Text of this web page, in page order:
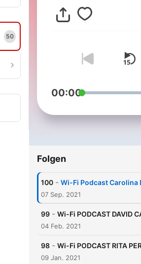
50
00:00
Folgen
100 - Wi-Fi Podcast Carolina
07 Sep. 2021
99 - Wi-Fi PODCAST DAVID
04 Feb. 2021
98 - Wi-Fi PODCAST RITA
09 Jan. 2021